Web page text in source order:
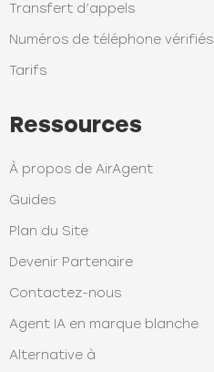
Transfert d’appels
Numéros de téléphone vérifiés
Tarifs
Ressources
À propos de AirAgent
Guides
Plan du Site
Devenir Partenaire
Contactez-nous
Agent IA en marque blanche
Alternative à